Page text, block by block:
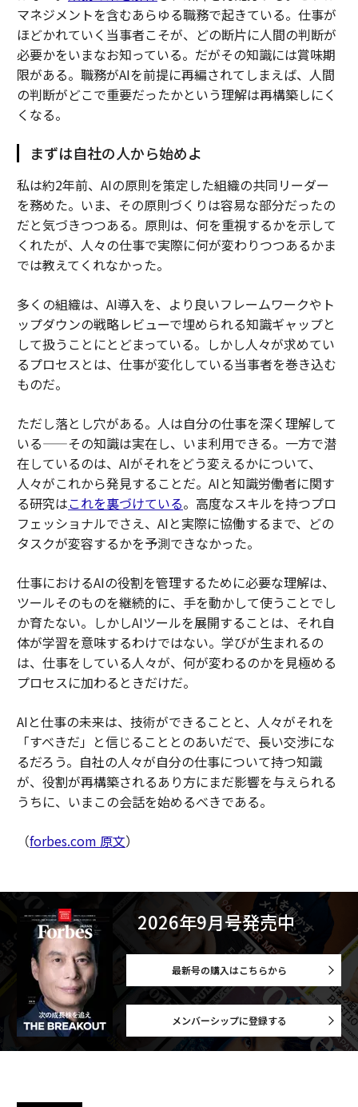
マネジメントを含むあらゆる職務で起きている。仕事が
ほどかれていく当事者こそが、どの断片に人間の判断が
必要かをいまなお知っている。だがその知識には賞味期
限がある。職務がAIを前提に再編されてしまえば、人間
の判断がどこで重要だったかという理解は再構築しにく
くなる。
まずは自社の人から始めよ
私は約2年前、AIの原則を策定した組織の共同リーダー
を務めた。いま、その原則づくりは容易な部分だったの
だと気づきつつある。原則は、何を重視するかを示して
くれたが、人々の仕事で実際に何が変わりつつあるかま
では教えてくれなかった。
多くの組織は、AI導入を、より良いフレームワークやト
ップダウンの戦略レビューで埋められる知識ギャップと
して扱うことにとどまっている。しかし人々が求めてい
るプロセスとは、仕事が変化している当事者を巻き込む
ものだ。
ただし落とし穴がある。人は自分の仕事を深く理解して
いる——その知識は実在し、いま利用できる。一方で潜
在しているのは、AIがそれをどう変えるかについて、
人々がこれから発見することだ。AIと知識労働者に関す
る研究はこれを裏づけている。高度なスキルを持つプロ
フェッショナルでさえ、AIと実際に協働するまで、どの
タスクが変容するかを予測できなかった。
仕事におけるAIの役割を管理するために必要な理解は、
ツールそのものを継続的に、手を動かして使うことでし
か育たない。しかしAIツールを展開することは、それ自
体が学習を意味するわけではない。学びが生まれるの
は、仕事をしている人々が、何が変わるのかを見極める
プロセスに加わるときだけだ。
AIと仕事の未来は、技術ができることと、人々がそれを
「すべきだ」と信じることとのあいだで、長い交渉にな
るだろう。自社の人々が自分の仕事について持つ知識
が、役割が再構築されるあり方にまだ影響を与えられる
うちに、いまこの会話を始めるべきである。
（forbes.com 原文）
2026年9月号発売中
最新号の購入はこちらから
メンバーシップに登録する